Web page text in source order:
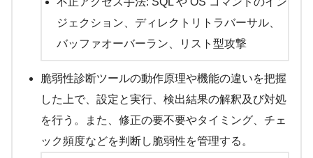
ジェクション、ディレクトリトラバーサル、
バッファオーバーラン、リスト型攻撃
脆弱性診断ツールの動作原理や機能の違いを把握
した上で、設定と実行、検出結果の解釈及び対処
を行う。また、修正の要不要やタイミング、チェ
ック頻度などを判断し脆弱性を管理する。